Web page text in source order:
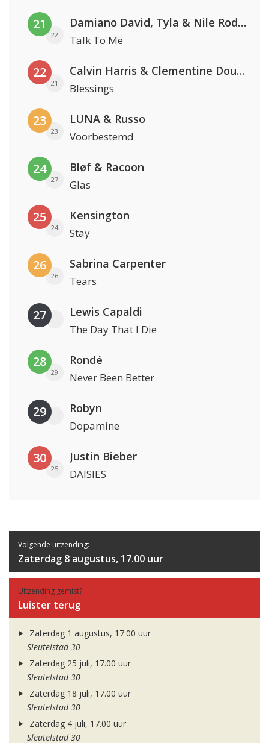
21
22
Damiano David, Tyla & Nile Rodgers
Talk To Me
22
21
Calvin Harris & Clementine Douglas
Blessings
23
23
LUNA & Russo
Voorbestemd
24
27
Bløf & Racoon
Glas
25
24
Kensington
Stay
26
26
Sabrina Carpenter
Tears
27 Lewis Capaldi
The Day That I Die
28
29
Rondé
Never Been Better
29 Robyn
Dopamine
30
25
Justin Bieber
DAISIES
Volgende uitzending:
Zaterdag 8 augustus, 17.00 uur
Uitzending gemist?
Luister terug
Zaterdag 1 augustus, 17.00 uur
Sleutelstad 30
Zaterdag 25 juli, 17.00 uur
Sleutelstad 30
Zaterdag 18 juli, 17.00 uur
Sleutelstad 30
Zaterdag 4 juli, 17.00 uur
Sleutelstad 30